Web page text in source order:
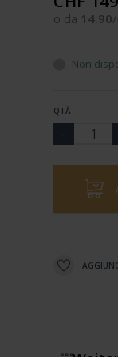
o da 14.90
Non
QTÀ